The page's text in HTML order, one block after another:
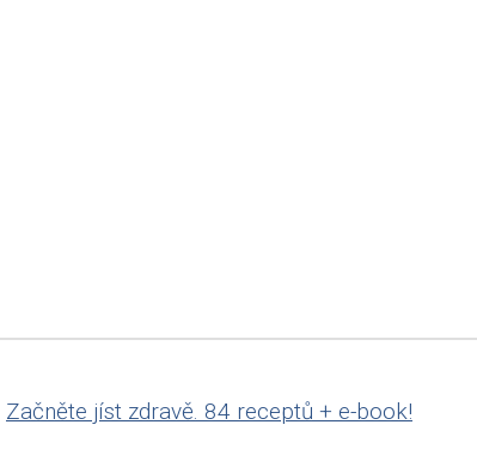
Začněte jíst zdravě. 84 receptů + e-book!